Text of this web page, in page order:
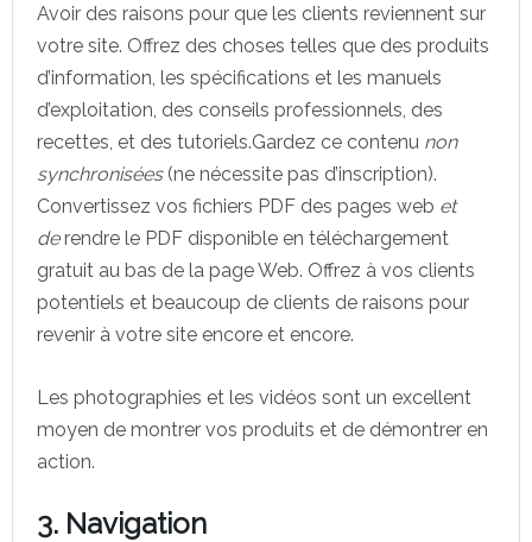
Avoir des raisons pour que les clients reviennent sur
votre site. Offrez des choses telles que des produits
d’information, les spécifications et les manuels
d’exploitation, des conseils professionnels, des
recettes, et des tutoriels.Gardez ce contenu non
synchronisées(ne nécessite pas d’inscription).
Convertissez vos fichiers PDF des pages web et
derendre le PDF disponible en téléchargement
gratuit au bas de la page Web. Offrez à vos clients
potentiels et beaucoup de clients de raisons pour
revenir à votre site encore et encore.
Les photographies et les vidéos sont un excellent
moyen de montrer vos produits et de démontrer en
action.
3. Navigation